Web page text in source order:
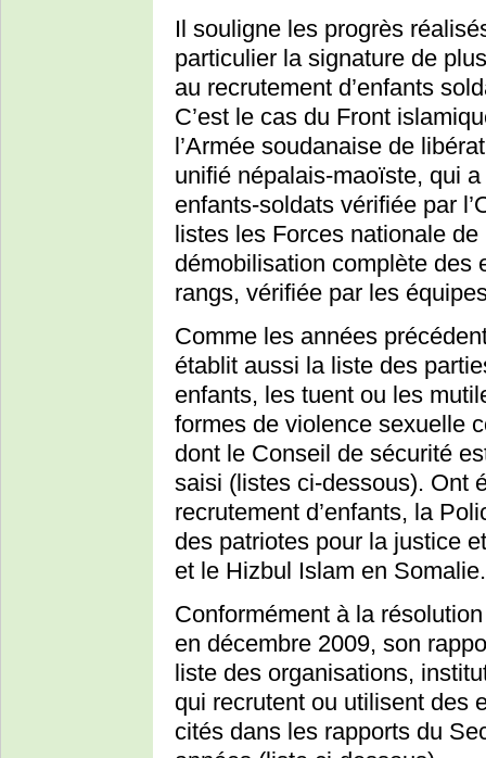
Il souligne les progrès
particulier la signature de
au recrutement d’enfants
C’est le cas du Front
l’Armée soudanaise de
unifié népalais-maoïste, qui
enfants-soldats vérifiée par
listes les Forces nationale
démobilisation complète des
rangs, vérifiée par les
Comme les années
établit aussi la liste des
enfants, les tuent ou les
formes de violence sexuelle
dont le Conseil de sécurité
saisi (listes ci-dessous). Ont
recrutement d’enfants, la
des patriotes pour la justice
et le Hizbul Islam en Somalie.
Conformément à la
en décembre 2009, son
liste des organisations,
qui recrutent ou utilisent des
cités dans les rapports du